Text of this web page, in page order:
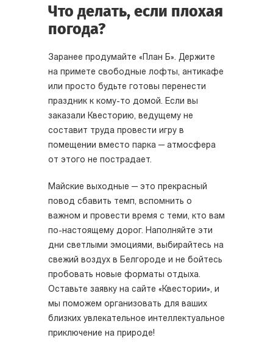
Что делать, если плохая
погода?
Заранее продумайте «План Б». Держите
на примете свободные лофты, антикафе
или просто будьте готовы перенести
праздник к кому-то домой. Если вы
заказали Квесторию, ведущему не
составит труда провести игру в
помещении вместо парка — атмосфера
от этого не пострадает.
Майские выходные — это прекрасный
повод сбавить темп, вспомнить о
важном и провести время с теми, кто вам
по-настоящему дорог. Наполняйте эти
дни светлыми эмоциями, выбирайтесь на
свежий воздух в Белгороде и не бойтесь
пробовать новые форматы отдыха.
Оставьте заявку на сайте «Квестории», и
мы поможем организовать для ваших
близких увлекательное интеллектуальное
приключение на природе!